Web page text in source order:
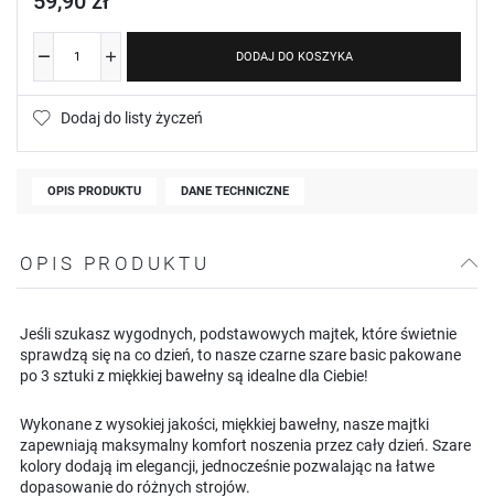
DODAJ DO KOSZYKA
Dodaj do listy życzeń
OPIS PRODUKTU DANE TECHNICZNE
OPIS PRODUKTU
Jeśli szukasz wygodnych, podstawowych majtek, które świetnie
sprawdzą się na co dzień, to nasze czarne szare basic pakowane
po 3 sztuki z miękkiej bawełny są idealne dla Ciebie!
Wykonane z wysokiej jakości, miękkiej bawełny, nasze majtki
zapewniają maksymalny komfort noszenia przez cały dzień. Szare
kolory dodają im elegancji, jednocześnie pozwalając na łatwe
dopasowanie do różnych strojów.